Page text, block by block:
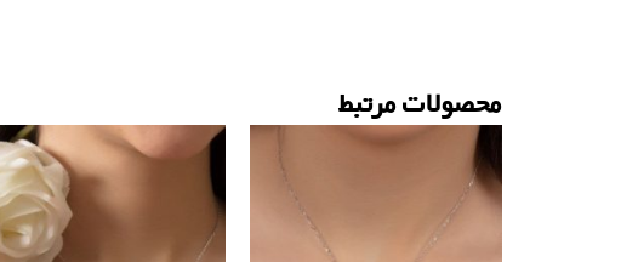
محصولات مرتبط